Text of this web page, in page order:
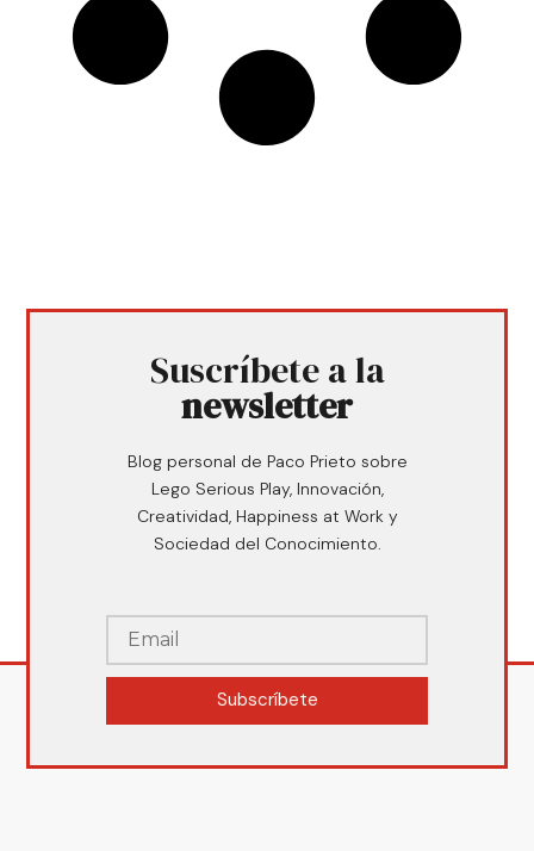
Suscríbete a la
newsletter
Blog personal de Paco Prieto sobre
Lego Serious Play, Innovación,
Creatividad, Happiness at Work y
Sociedad del Conocimiento.
Subscríbete